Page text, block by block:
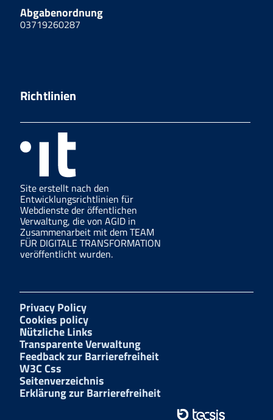
Abgabenordnung
03719260287
Richtlinien
Site erstellt nach den
Entwicklungsrichtlinien für
Webdienste der öffentlichen
Verwaltung, die von AGID in
Zusammenarbeit mit dem TEAM
FÜR DIGITALE TRANSFORMATION
veröffentlicht wurden.
Privacy Policy
Cookies policy
Nützliche Links
Transparente Verwaltung
Feedback zur Barrierefreiheit
W3C Css
Seitenverzeichnis
Erklärung zur Barrierefreiheit